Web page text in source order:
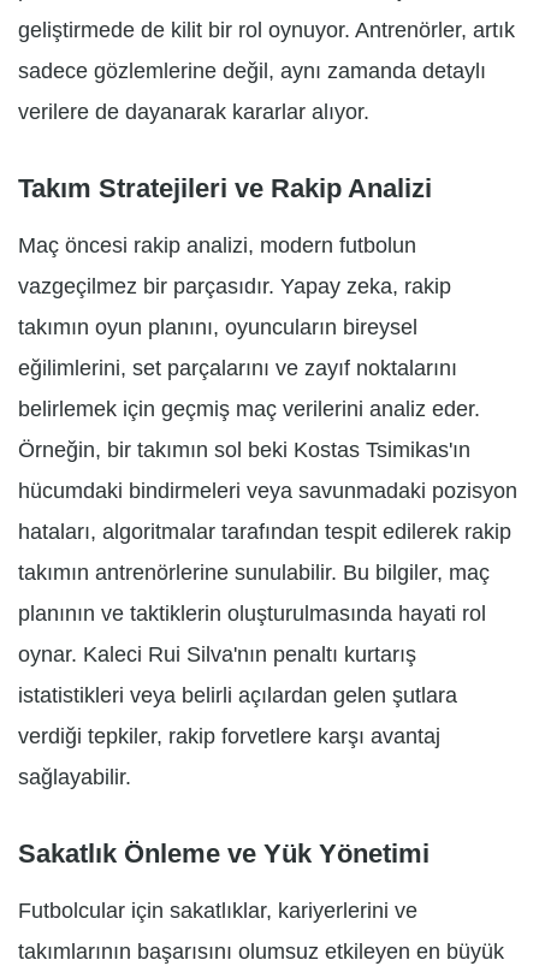
geliştirmede de kilit bir rol oynuyor. Antrenörler, artık
sadece gözlemlerine değil, aynı zamanda detaylı
verilere de dayanarak kararlar alıyor.
Takım Stratejileri ve Rakip Analizi
Maç öncesi rakip analizi, modern futbolun
vazgeçilmez bir parçasıdır. Yapay zeka, rakip
takımın oyun planını, oyuncuların bireysel
eğilimlerini, set parçalarını ve zayıf noktalarını
belirlemek için geçmiş maç verilerini analiz eder.
Örneğin, bir takımın sol beki Kostas Tsimikas'ın
hücumdaki bindirmeleri veya savunmadaki pozisyon
hataları, algoritmalar tarafından tespit edilerek rakip
takımın antrenörlerine sunulabilir. Bu bilgiler, maç
planının ve taktiklerin oluşturulmasında hayati rol
oynar. Kaleci Rui Silva'nın penaltı kurtarış
istatistikleri veya belirli açılardan gelen şutlara
verdiği tepkiler, rakip forvetlere karşı avantaj
sağlayabilir.
Sakatlık Önleme ve Yük Yönetimi
Futbolcular için sakatlıklar, kariyerlerini ve
takımlarının başarısını olumsuz etkileyen en büyük